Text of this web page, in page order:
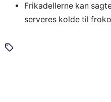
Frikadellerne kan
serveres kolde til